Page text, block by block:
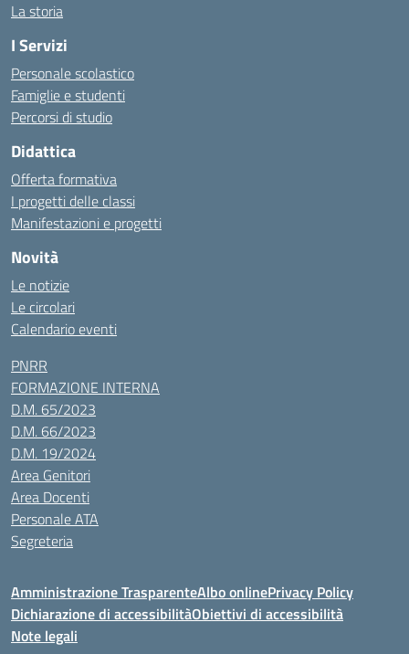
La storia
I Servizi
Personale scolastico
Famiglie e studenti
Percorsi di studio
Didattica
Offerta formativa
I progetti delle classi
Manifestazioni e progetti
Novità
Le notizie
Le circolari
Calendario eventi
PNRR
FORMAZIONE INTERNA
D.M. 65/2023
D.M. 66/2023
D.M. 19/2024
Area Genitori
Area Docenti
Personale ATA
Segreteria
Amministrazione TrasparenteAlbo onlinePrivacy Policy
Dichiarazione di accessibilitàObiettivi di accessibilità
Note legali